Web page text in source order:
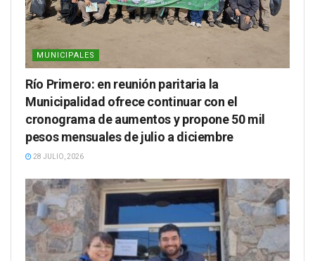
MUNICIPALES
Río Primero: en reunión paritaria la
Municipalidad ofrece continuar con el
cronograma de aumentos y propone 50 mil
pesos mensuales de julio a diciembre
28 JULIO, 2026